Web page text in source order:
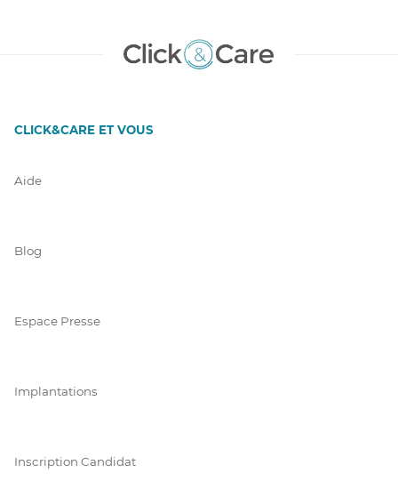
CLICK&CARE ET VOUS
Aide
Blog
Espace Presse
Implantations
Inscription Candidat